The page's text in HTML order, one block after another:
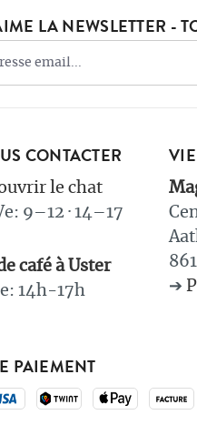
LA NEWSLETTER -
CONTACTER
le chat
9–12 · 14–17
café à Uster
14h-17h
➔
PAIEMENT